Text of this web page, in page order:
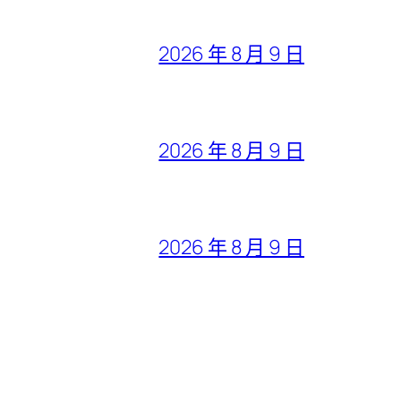
2026 年 8 月 9 日
2026 年 8 月 9 日
2026 年 8 月 9 日